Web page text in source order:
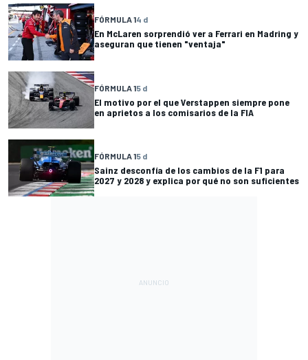
FÓRMULA 14 d
En McLaren sorprendió ver a Ferrari en Madring y
aseguran que tienen "ventaja"
FÓRMULA 15 d
El motivo por el que Verstappen siempre pone
en aprietos a los comisarios de la FIA
FÓRMULA 15 d
Sainz desconfía de los cambios de la F1 para
2027 y 2028 y explica por qué no son suficientes